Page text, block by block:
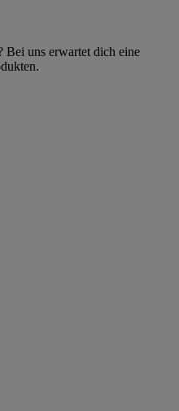
Bei uns erwartet dich eine